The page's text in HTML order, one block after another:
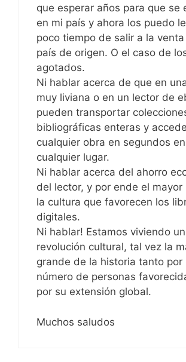
que esperar años para que se
en mi país y ahora los puedo
poco tiempo de salir a la
país de origen. O el caso de
agotados.
Ni hablar acerca de que en
muy liviana o en un lector de
pueden transportar
bibliográficas enteras y
cualquier obra en segundos en
cualquier lugar.
Ni hablar acerca del ahorro
del lector, y por ende el mayor
la cultura que favorecen los
digitales.
Ni hablar! Estamos viviendo
revolución cultural, tal vez la
grande de la historia tanto por
número de personas
por su extensión global.
Muchos saludos